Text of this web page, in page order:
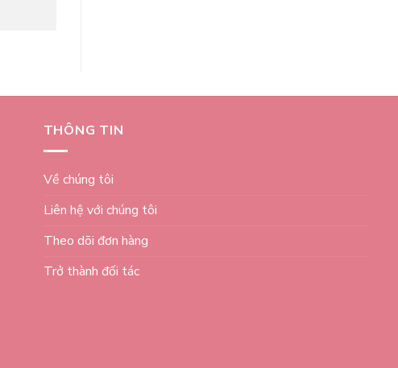
THÔNG TIN
Về chúng tôi
Liên hệ với chúng tôi
Theo dõi đơn hàng
Trở thành đối tác